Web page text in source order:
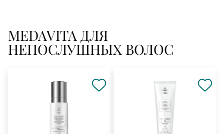
MEDAVITA ДЛЯ
НЕПОСЛУШНЫХ ВОЛОС